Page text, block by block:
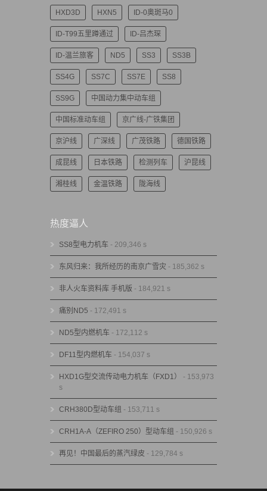
HXD3D HXN5 ID-0奥斑马0
ID-T99五里蹲通过 ID-吕杰琛
ID-温兰旅客 ND5 SS3 SS3B
SS4G SS7C SS7E SS8
SS9G 中国动力集中动车组
中国标准动车组 京广线-广铁集团
京沪线 广深线 广茂铁路 德国铁路
成昆线 日本铁路 检测列车 沪昆线
湘桂线 金温铁路 陇海线
热度逼人
SS8型电力机车 - 209,346 s
东风归来：我所经历的南京广雪灾 - 185,362 s
非人火车资料库 手机版 - 184,921 s
痛别ND5 - 172,491 s
ND5型内燃机车 - 172,112 s
DF11型内燃机车 - 154,037 s
HXD1G型交流传动电力机车（FXD1）
- 153,973
s
CRH380D型动车组 - 153,711 s
CRH1A-A（ZEFIRO 250）型动车组 - 150,926 s
再见！中国最后的蒸汽绿皮 - 129,784 s